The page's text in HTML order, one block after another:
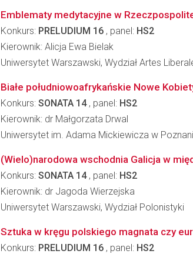
Emblematy medytacyjne w
Konkurs: PRELUDIUM 16 , panel: HS2
Kierownik: Alicja Ewa Bielak
Uniwersytet Warszawski, Wydział Artes
Białe południowoafrykańskie Nowe
Konkurs: SONATA 14, panel: HS2
Kierownik: dr Małgorzata Drwal
Uniwersytet im. Adama Mickiewicza w
(Wielo)narodowa wschodnia Galicja w
Konkurs: SONATA 14, panel: HS2
Kierownik: dr Jagoda Wierzejska
Uniwersytet Warszawski, Wydział Polonistyki
Sztuka w kręgu polskiego magnata czy
Konkurs: PRELUDIUM 16 , panel: HS2